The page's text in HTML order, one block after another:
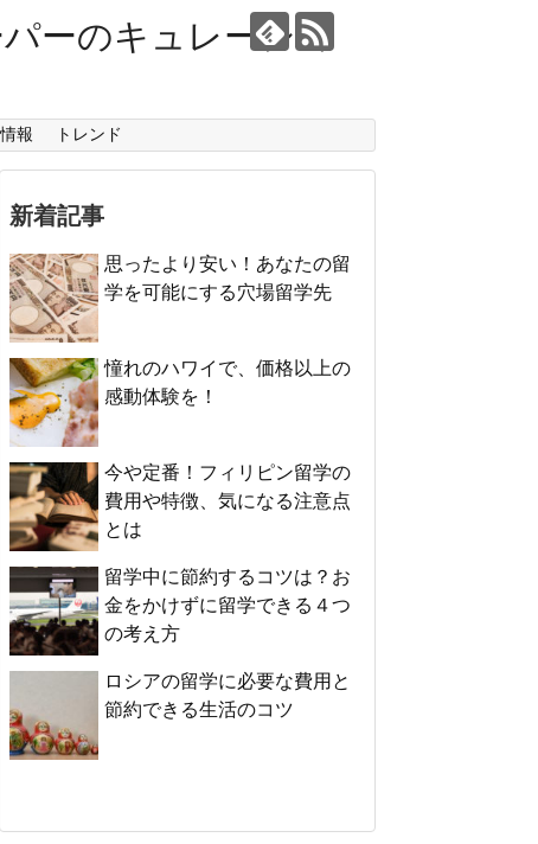
ーのキュレーショ
報 トレンド
新着記事
思ったより安い！あなたの留
学を可能にする穴場留学先
憧れのハワイで、価格以上の
感動体験を！
今や定番！フィリピン留学の
費用や特徴、気になる注意点
とは
留学中に節約するコツは？お
金をかけずに留学できる４つ
の考え方
ロシアの留学に必要な費用と
節約できる生活のコツ